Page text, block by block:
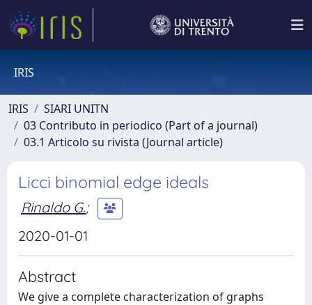
IRIS
IRIS
SIARI UNITN
03 Contributo in periodico (Part of a journal)
03.1 Articolo su rivista (Journal article)
Licci binomial edge ideals
Rinaldo G.;
2020-01-01
Abstract
We give a complete characterization of graphs